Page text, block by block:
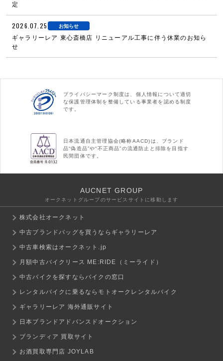
定
2026.07.25 お知らせ
ギャラリーレア 東心斎橋店 リニューアル工事に伴う休業のお知ら
せ
プライバシーマーク制度は、個人情報について適切
な保護管理体制を整備している事業者を認める制度
です。
日本流通自主管理協会(略称AACD)は、ブランド
品“偽造品”や“不正商品”の流通防止と排除を目指す
民間団体です。
AUCNET GROUP
オークネットグループのサービスサイトに移動します
株式会社オークネット
中古ブランドバッグを買うならギャラリーレア
中古車検索はオークネット.jp
月額中古バイクリース ME:RIDE（ミーライド）
中古バイクを探すならバイクの窓口
レンタルバイクに乗るならモトオークレンタルバイク
ギャラリーレア 海外通販サイト
日本ブランドアドバンスドオークション
ブランディア 買取サイト
お酒買取専門店 JOYLAB